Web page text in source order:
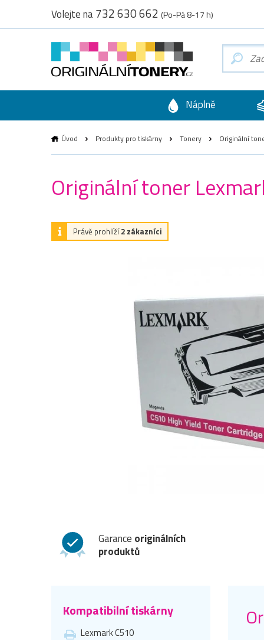
Volejte na732 630 662 (Po-Pá 8-17 h)
Náplně
Úvod Produkty pro tiskárny Tonery Originální
Originální toner
Právě prohlíží2 zákazníci
Garance originálních
produktů
Kompatibilní tiskárny
Lexmark C510